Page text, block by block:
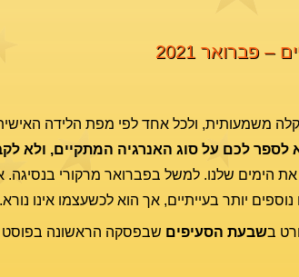
פברואר 2021
משמעותית, ולכל אחד לפי מפת הלידה
לספר לכם על סוג האנרגיה המתקיים, ולא
הימים שלנו. למשל בפברואר מרקורי בנסיגה.
יותר בעייתיים, אך הוא לכשעצמו אינו
בשבעת הסעיפים שבפסקה הראשונה